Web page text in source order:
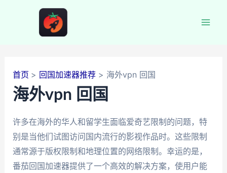
首页 回国加速器推荐 海外vpn 回国
海外vpn 回国
许多在海外的华人和留学生面临爱奇艺限制的问题，特
别是当他们试图访问国内流行的影视作品时。这些限制
通常源于版权限制和地理位置的网络限制。幸运的是，
番茄回国加速器提供了一个高效的解决方案，使用户能